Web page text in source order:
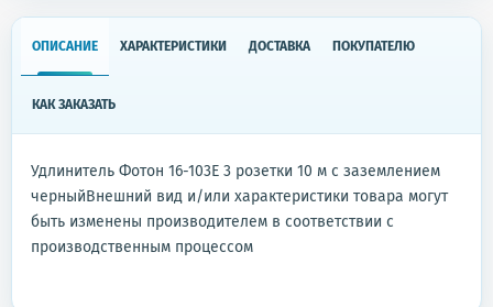
ОПИСАНИЕ ХАРАКТЕРИСТИКИ ДОСТАВКА ПОКУПАТЕЛЮ
КАК ЗАКАЗАТЬ
Удлинитель Фотон 16-103Е 3 розетки 10 м с заземлением
черныйВнешний вид и/или характеристики товара могут
быть изменены производителем в соответствии c
производственным процессом